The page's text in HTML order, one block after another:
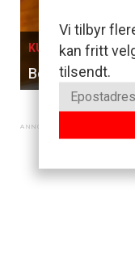
Vi tilbyr
kan fritt
tilsendt.
KURS I OSLO, 05.
Bobler & Brunsj